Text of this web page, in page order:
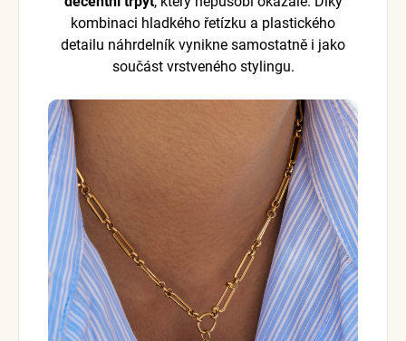
kombinaci hladkého řetízku a plastického
detailu náhrdelník vynikne samostatně i jako
součást vrstveného stylingu.